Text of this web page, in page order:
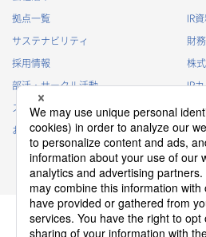
・
当社における採用業務管理のた
・
その他、法令の定め、または法
基づく命令・指導等に従った対
退職者から取得した個人情報
・
退職後の連絡
・
その他、法令の定め、または法
基づく命令・指導等に従った対
3. 個人情報の第三者提供について
当社は、以下の場合を除き、個人情
はございません。
(1)
事前にご本人の同意を得ている
拠点一覧
サステナビリティ
採用情報
部活・サークル活動
スポンサー活動
お問い合わせ
IR
財
株
IR
IR
IR
免